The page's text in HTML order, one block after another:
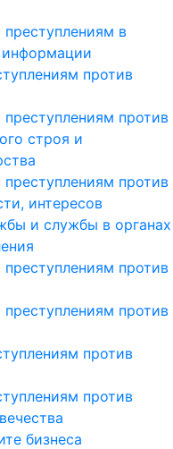
преступлениям в
против
преступлениям против
строя и
преступлениям против
интересов
и службы в органах
преступлениям против
преступлениям против
против
против
бизнеса